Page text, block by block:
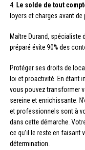
4. Le solde de tout
loyers et charges avant de
Maître Durand, spécialiste
préparé évite 90% des
Protéger ses droits de
loi et proactivité. En étant
vous pouvez transformer
sereine et enrichissante.
et professionnels sont à
dans cette démarche.
ce qu’il le reste en faisant
détermination.